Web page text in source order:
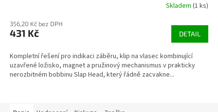
produktu
je
z
5
hvězdiček.
Skladem(1 ks)
356,20 Kč bez DPH
431 Kč DETAIL
Kompletní řešení pro indikaci záběru, klip na vlasec kombinující
uzavřené ložisko, magnet a pružinový mechanismus v prakticky
nerozbitném bobbinu Slap Head, který řádně zacvakne...